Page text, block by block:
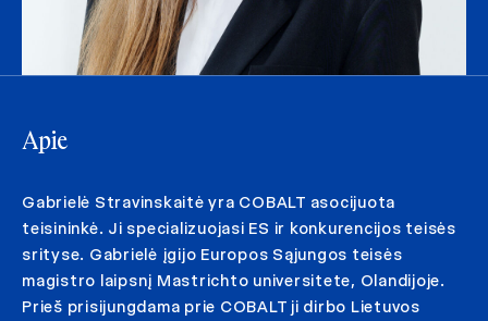
Apie
Gabrielė Stravinskaitė yra COBALT asocijuota
teisininkė. Ji specializuojasi ES ir konkurencijos teisės
srityse. Gabrielė įgijo Europos Sąjungos teisės
magistro laipsnį Mastrichto universitete, Olandijoje.
Prieš prisijungdama prie COBALT ji dirbo Lietuvos